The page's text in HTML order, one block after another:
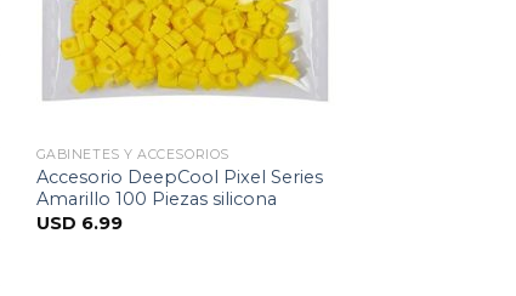
GABINETES Y ACCESORIOS
Accesorio DeepCool Pixel Series
Amarillo 100 Piezas silicona
USD 6.99